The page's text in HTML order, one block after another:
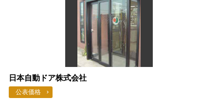
日本自動ドア株式会社
公表価格